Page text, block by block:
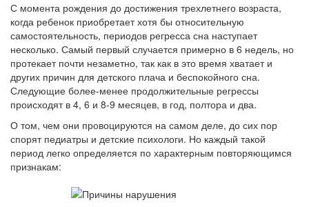
С момента рождения до достижения трехлетнего возраста,
когда ребенок приобретает хотя бы относительную
самостоятельность, периодов регресса сна наступает
несколько. Самый первый случается примерно в 6 недель, но
протекает почти незаметно, так как в это время хватает и
других причин для детского плача и беспокойного сна.
Следующие более-менее продолжительные регрессы
происходят в 4, 6 и 8-9 месяцев, в год, полтора и два.
О том, чем они провоцируются на самом деле, до сих пор
спорят педиатры и детские психологи. Но каждый такой
период легко определяется по характерным повторяющимся
признакам: